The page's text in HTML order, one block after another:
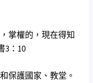
掌權的，現在得知
3：10
保護國家、教堂。